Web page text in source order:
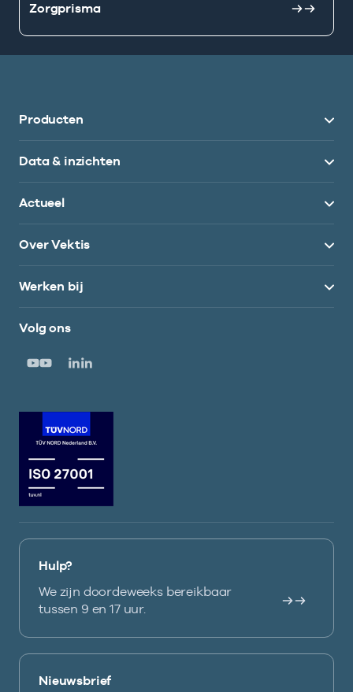
Zorgprisma
Producten
Data & inzichten
Actueel
Over Vektis
Werken bij
Volg ons
Hulp?
We zijn doordeweeks bereikbaar
tussen 9 en 17 uur.
Nieuwsbrief